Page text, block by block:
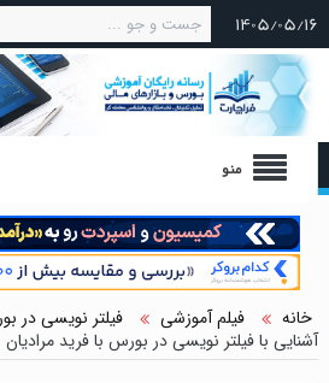
۱۴۰۵/۰۵/۱۶
منو
خانه فیلم آموزشی فیلتر نویسی در
آشنایی با فیلتر نویسی در بورس با فرید مرادیان